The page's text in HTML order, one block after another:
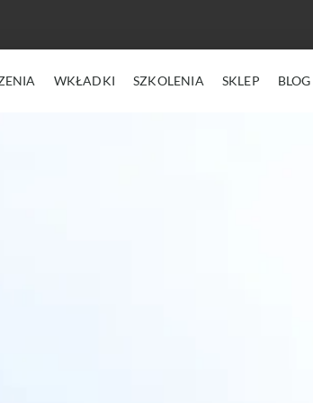
WKŁADKI SZKOLENIA SKLEP BLOG